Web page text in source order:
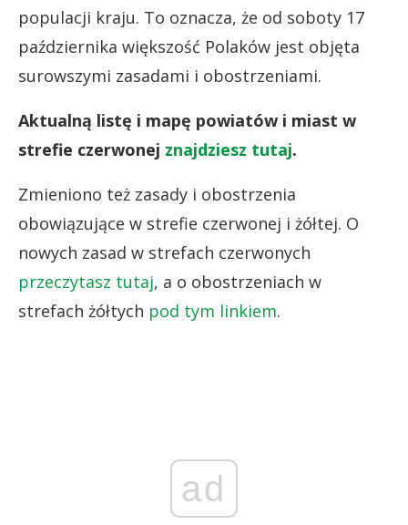
populacji kraju. To oznacza, że od soboty 17
października większość Polaków jest objęta
surowszymi zasadami i obostrzeniami.
Aktualną listę i mapę powiatów i miast w
strefie czerwonej znajdziesz tutaj.
Zmieniono też zasady i obostrzenia
obowiązujące w strefie czerwonej i żółtej. O
nowych zasad w strefach czerwonych
przeczytasz tutaj, a o obostrzeniach w
strefach żółtych pod tym linkiem.
ad